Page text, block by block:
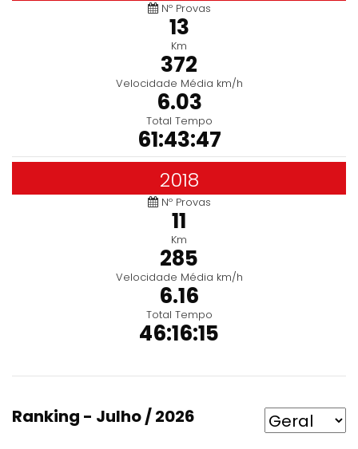
Nº Provas
13
Km
372
Velocidade Média km/h
6.03
Total Tempo
61:43:47
2018
Nº Provas
11
Km
285
Velocidade Média km/h
6.16
Total Tempo
46:16:15
Ranking - Julho / 2026